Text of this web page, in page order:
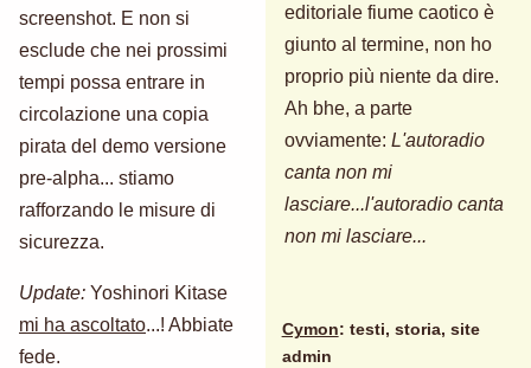
screenshot. E non si
esclude che nei prossimi
tempi possa entrare in
circolazione una copia
pirata del demo versione
pre-alpha... stiamo
rafforzando le misure di
sicurezza.
Update: Yoshinori Kitase
mi ha ascoltato...! Abbiate
fede.
editoriale fiume caotico è
giunto al termine, non ho
proprio più niente da dire.
Ah bhe, a parte
ovviamente: L'autoradio
canta non mi
lasciare...l'autoradio canta
non mi lasciare...
Cymon: testi, storia, site
admin